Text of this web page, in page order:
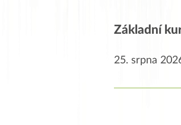
Základní
25. srpna